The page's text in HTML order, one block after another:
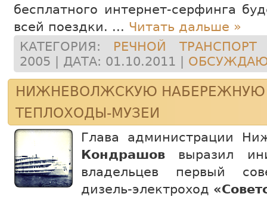
бесплатного интернет-серфинга
всей поездки. ... Читать дальше »
КАТЕГОРИЯ: РЕЧНОЙ ТРАНСПОРТ
2005 | ДАТА: 01.10.2011 |
НИЖНЕВОЛЖСКУЮ НАБЕРЕЖНУЮ
ТЕПЛОХОДЫ-МУЗЕИ
Глава администрации
Кондрашов выразил
владельцев первый
дизель-электроход